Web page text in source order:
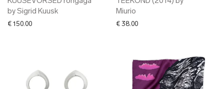
by Sigrid Kuusk
€ 150.00
Miurio
€ 38.00